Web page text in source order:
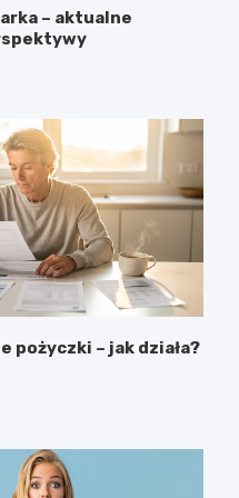
– aktualne
pożyczki – jak działa?